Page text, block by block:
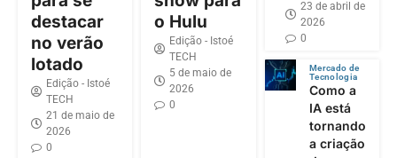
destacar
no verão
lotado
Edição - Istoé
TECH
21 de maio de
2026
0
o Hulu
Edição - Istoé
TECH
5 de maio de
2026
0
23 de abril de
2026
0
Mercado de
Tecnologia
Como a
IA está
tornando
a criação